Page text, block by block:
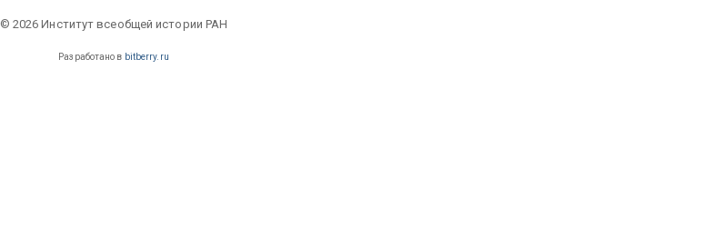
© 2026 Институт всеобщей истории РАН
Разработано в bitberry.ru